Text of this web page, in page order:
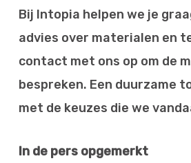
Bij Intopia helpen we je
advies over materialen en
contact met ons op om de
bespreken. Een duurzame
met de keuzes die we
In de pers opgemerkt